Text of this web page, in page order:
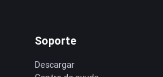
Soporte
Descargar